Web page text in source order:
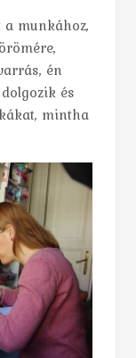
munkához,
én
és
mintha